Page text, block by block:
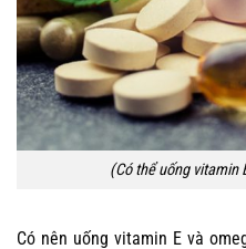
(Có thể uống vitamin
Có nên uống vitamin E và